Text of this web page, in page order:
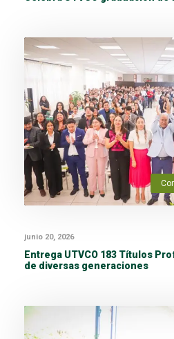
junio 20, 2026
Entrega UTVCO 183 Títulos
de diversas generaciones